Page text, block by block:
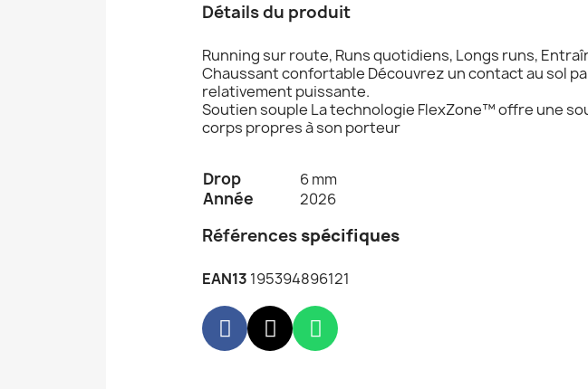
Détails du produit
Running sur route, Runs quotidiens, Longs runs,
Chaussant confortable Découvrez un contact au sol
relativement puissante.
Soutien souple La technologie FlexZone™ offre une
corps propres à son porteur
Drop 6 mm
Année 2026
Références spécifiques
EAN13 195394896121